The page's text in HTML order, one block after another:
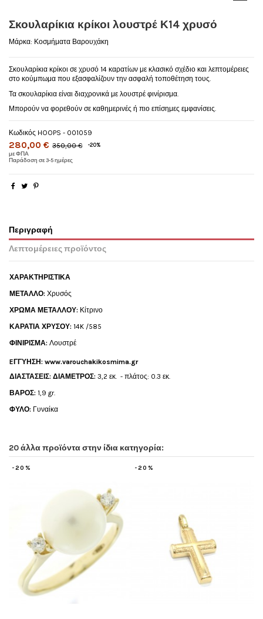
Σκουλαρίκια κρίκοι λουστρέ Κ14 χρυσό
Μάρκα: Κοσμήματα Βαρουχάκη
Σκουλαρίκια κρίκοι σε χρυσό 14 καρατίων με κλασικό σχέδιο και λεπτομέρειες
στο κούμπωμα που εξασφαλίζουν την ασφαλή τοποθέτηση τους.
Τα σκουλαρίκια είναι διαχρονικά με λουστρέ φινίρισμα.
Μπορούν να φορεθούν σε καθημερινές ή πιο επίσημες εμφανίσεις.
Κωδικός HOOPS - 001059
280,00 € 350,00 € -20%
με ΦΠΑ
Παράδοση σε 3-5 ημέρες
Περιγραφή
Λεπτομέρειες προϊόντος
ΧΑΡΑΚΤΗΡΙΣΤΙΚΑ
ΜΕΤΑΛΛΟ: Χρυσός
ΧΡΩΜΑ ΜΕΤΑΛΛΟΥ: Κίτρινο
ΚΑΡΑΤΙΑ ΧΡΥΣΟΥ: 14K /585
ΦΙΝΙΡΙΣΜΑ: Λουστρέ
EΓΓΥΗΣΗ: www.varouchakikosmima.gr
ΔΙΑΣΤΑΣΕΙΣ: ΔΙΑΜΕΤΡΟΣ: 3,2 εκ. - πλάτος: 0.3 εκ.
ΒΑΡΟΣ: 1,9 gr.
ΦΥΛΟ: Γυναίκα
20 άλλα προϊόντα στην ίδια κατηγορία: